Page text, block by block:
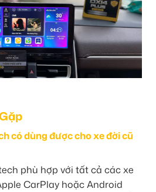
có dùng được cho xe đời cũ
phù hợp với tất cả các xe
CarPlay hoặc Android